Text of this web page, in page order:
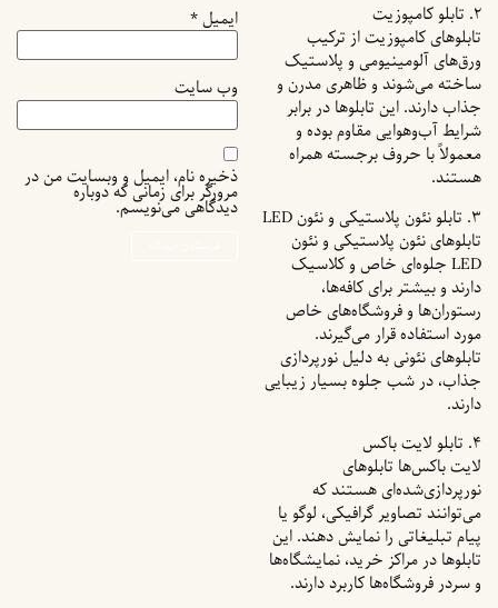
۲. تابلو کامپوزیت
تابلوهای کامپوزیت از ترکیب
ورق‌های آلومینیومی و پلاستیک
ساخته می‌شوند و ظاهری مدرن و
جذاب دارند. این تابلوها در برابر
شرایط آب‌وهوایی مقاوم بوده و
معمولاً با حروف برجسته همراه
هستند.
۳. تابلو نئون پلاستیکی و نئون LED
تابلوهای نئون پلاستیکی و نئون
LED جلوه‌ای خاص و کلاسیک
دارند و بیشتر برای کافه‌ها،
رستوران‌ها و فروشگاه‌های خاص
مورد استفاده قرار می‌گیرند.
تابلوهای نئونی به دلیل نورپردازی
جذاب، در شب جلوه بسیار زیبایی
دارند.
۴. تابلو لایت باکس
لایت باکس‌ها تابلوهای
نورپردازی‌شده‌ای هستند که
می‌توانند تصاویر گرافیکی، لوگو یا
پیام تبلیغاتی را نمایش دهند. این
تابلوها در مراکز خرید، نمایشگاه‌ها
و سردر فروشگاه‌ها کاربرد دارند.
ایمیل*
وب‌ سایت
ذخیره نام، ایمیل و وبسایت من در
مرورگر برای زمانی که دوباره
دیدگاهی می‌نویسم.